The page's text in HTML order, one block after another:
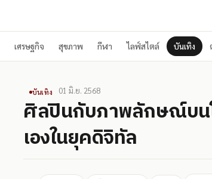
เศรษฐกิจ สุขภาพ กีฬา ไลฟ์สไตล์ บันเทิง
บันเทิง 01 มิ.ย. 2568
ศิลปินกับภาพลักษณ์บน
เองในยุคดิจิทัล